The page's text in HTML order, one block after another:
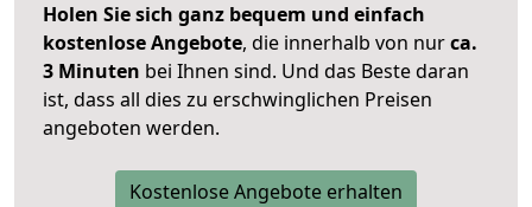
Holen Sie sich ganz bequem und einfach
kostenlose Angebote, die innerhalb von nurca.
3 Minuten bei Ihnen sind. Und das Beste daran
ist, dass all dies zu erschwinglichen Preisen
angeboten werden.
Kostenlose Angebote erhalten